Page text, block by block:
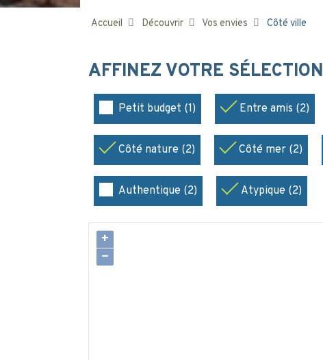
Accueil Découvrir Vos envies Côté ville
AFFINEZ VOTRE SÉLECTION
Petit budget (1) Entre amis (2)
Côté nature (2) Côté mer (2)
Authentique (2) Atypique (2)
+
−